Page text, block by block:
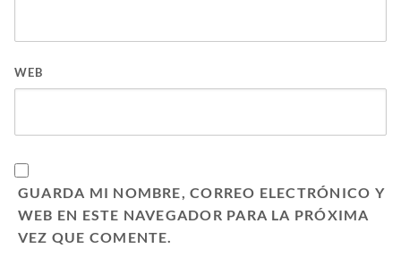
WEB
GUARDA MI NOMBRE, CORREO ELECTRÓNICO Y
WEB EN ESTE NAVEGADOR PARA LA PRÓXIMA
VEZ QUE COMENTE.